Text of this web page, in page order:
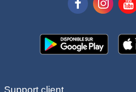
Support client